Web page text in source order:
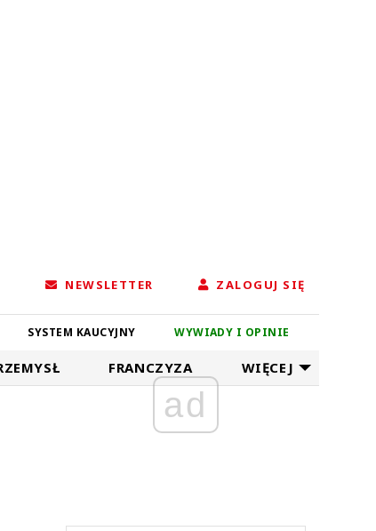
NEWSLETTER ZALOGUJ SIĘ
SYSTEM KAUCYJNY WYWIADY I OPINIE
FRANCZYZA WIĘCEJ
ad